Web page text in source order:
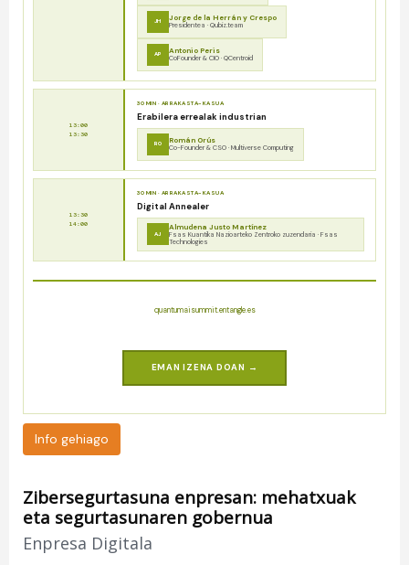
JH Jorge de la Herrán y Crespo
Presidentea · Qubiz.team
AP Antonio Peris
CoFounder & CIO · QCentroid
13:00
13:30
30 MIN · ARRAKASTA-KASUA
Erabilera errealak industrian
RO Román Orús
Co-Founder & CSO · Multiverse Computing
13:30
14:00
30 MIN · ARRAKASTA-KASUA
Digital Annealer
AJ
Almudena Justo Martínez
Fsas Kuantika Nazioarteko Zentroko zuzendaria · Fsas
Technologies
quantumaisummit.entangle.es
EMAN IZENA DOAN →
Info gehiago
Zibersegurtasuna enpresan: mehatxuak
eta segurtasunaren gobernua
Enpresa Digitala